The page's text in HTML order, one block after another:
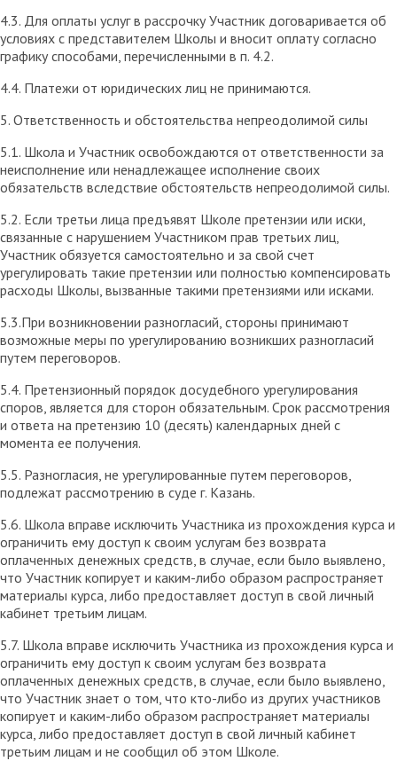
4.3. Для оплаты услуг в рассрочку Участник договаривается об
условиях с представителем Школы и вносит оплату согласно
графику способами, перечисленными в п. 4.2.
4.4. Платежи от юридических лиц не принимаются.
5. Ответственность и обстоятельства непреодолимой силы
5.1. Школа и Участник освобождаются от ответственности за
неисполнение или ненадлежащее исполнение своих
обязательств вследствие обстоятельств непреодолимой силы.
5.2. Если третьи лица предъявят Школе претензии или иски,
связанные с нарушением Участником прав третьих лиц,
Участник обязуется самостоятельно и за свой счет
урегулировать такие претензии или полностью компенсировать
расходы Школы, вызванные такими претензиями или исками.
5.3.При возникновении разногласий, стороны принимают
возможные меры по урегулированию возникших разногласий
путем переговоров.
5.4. Претензионный порядок досудебного урегулирования
споров, является для сторон обязательным. Срок рассмотрения
и ответа на претензию 10 (десять) календарных дней с
момента ее получения.
5.5. Разногласия, не урегулированные путем переговоров,
подлежат рассмотрению в суде г. Казань.
5.6. Школа вправе исключить Участника из прохождения курса и
ограничить ему доступ к своим услугам без возврата
оплаченных денежных средств, в случае, если было выявлено,
что Участник копирует и каким-либо образом распространяет
материалы курса, либо предоставляет доступ в свой личный
кабинет третьим лицам.
5.7. Школа вправе исключить Участника из прохождения курса и
ограничить ему доступ к своим услугам без возврата
оплаченных денежных средств, в случае, если было выявлено,
что Участник знает о том, что кто-либо из других участников
копирует и каким-либо образом распространяет материалы
курса, либо предоставляет доступ в свой личный кабинет
третьим лицам и не сообщил об этом Школе.